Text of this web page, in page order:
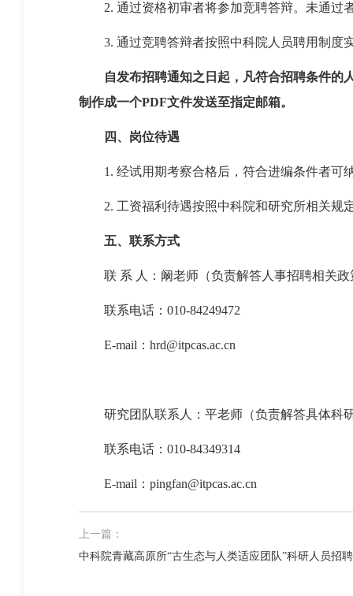
2. 通过资格初审者将参加竞聘答辩。未通过
3. 通过竞聘答辩者按照中科院人员聘用制度
自发布招聘通知之日起，凡符合招聘条件的
制作成一个PDF文件发送至指定邮箱。
四、岗位待遇
1. 经试用期考察合格后，符合进编条件者可
2. 工资福利待遇按照中科院和研究所相关规
五、联系方式
联 系 人：阚老师（负责解答人事招聘相关政
联系电话： 010-84249472
E-mail ： hrd@itpcas.ac.cn
研究团队联系人：平老师（负责解答具体科
联系电话： 010-84349314
E-mail ： pingfan@itpcas.ac.cn
上一篇：
中科院青藏高原所“古生态与人类适应团队”科研人员招